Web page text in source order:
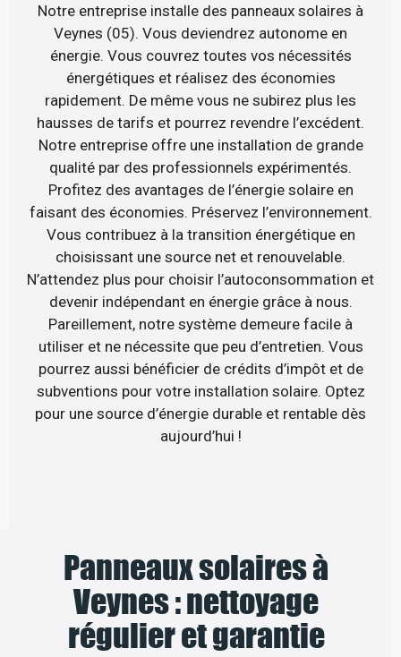
Notre entreprise installe des panneaux solaires à
Veynes (05). Vous deviendrez autonome en
énergie. Vous couvrez toutes vos nécessités
énergétiques et réalisez des économies
rapidement. De même vous ne subirez plus les
hausses de tarifs et pourrez revendre l’excédent.
Notre entreprise offre une installation de grande
qualité par des professionnels expérimentés.
Profitez des avantages de l’énergie solaire en
faisant des économies. Préservez l’environnement.
Vous contribuez à la transition énergétique en
choisissant une source net et renouvelable.
N’attendez plus pour choisir l’autoconsommation et
devenir indépendant en énergie grâce à nous.
Pareillement, notre système demeure facile à
utiliser et ne nécessite que peu d’entretien. Vous
pourrez aussi bénéficier de crédits d’impôt et de
subventions pour votre installation solaire. Optez
pour une source d’énergie durable et rentable dès
aujourd’hui !
Panneaux solaires à
Veynes : nettoyage
régulier et garantie